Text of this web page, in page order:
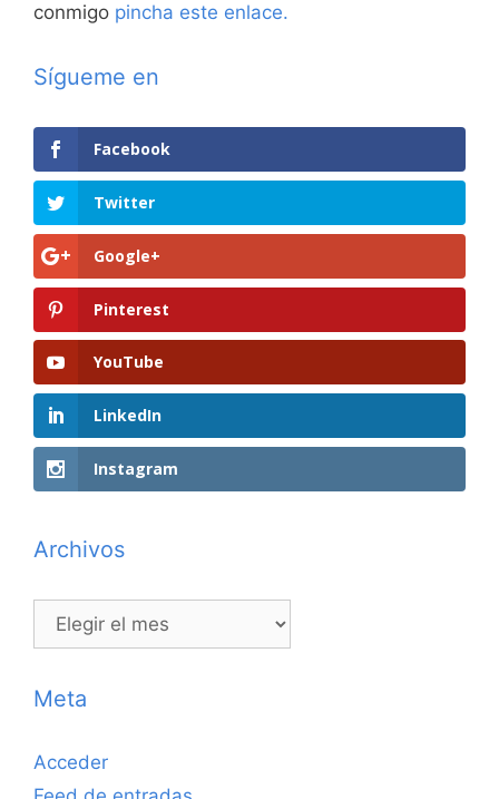
conmigo pincha este enlace.
Sígueme en
Facebook
Twitter
Google+
Pinterest
YouTube
LinkedIn
Instagram
Archivos
Archivos
Meta
Acceder